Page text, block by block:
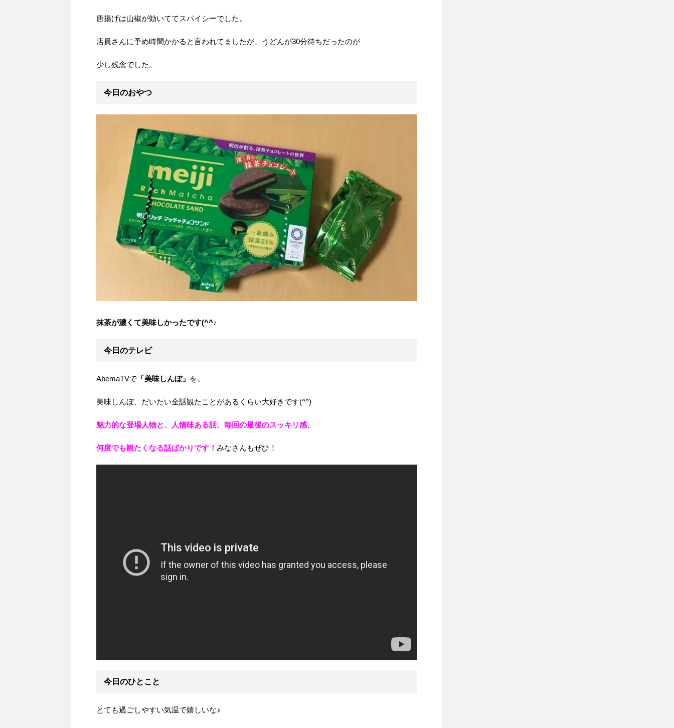
唐揚げは山椒が効いててスパイシーでした。
店員さんに予め時間かかると言われてましたが、うどんが30分待ちだったのが
少し残念でした。
今日のおやつ
抹茶が濃くて美味しかったです(^^♪
今日のテレビ
AbemaTVで 「美味しんぼ」 を。
美味しんぼ、だいたい全話観たことがあるくらい大好きです(^^)
魅力的な登場人物と、人情味ある話、毎回の最後のスッキリ感、
何度でも観たくなる話ばかりです！ みなさんもぜひ！
今日のひとこと
とても過ごしやすい気温で嬉しいな♪